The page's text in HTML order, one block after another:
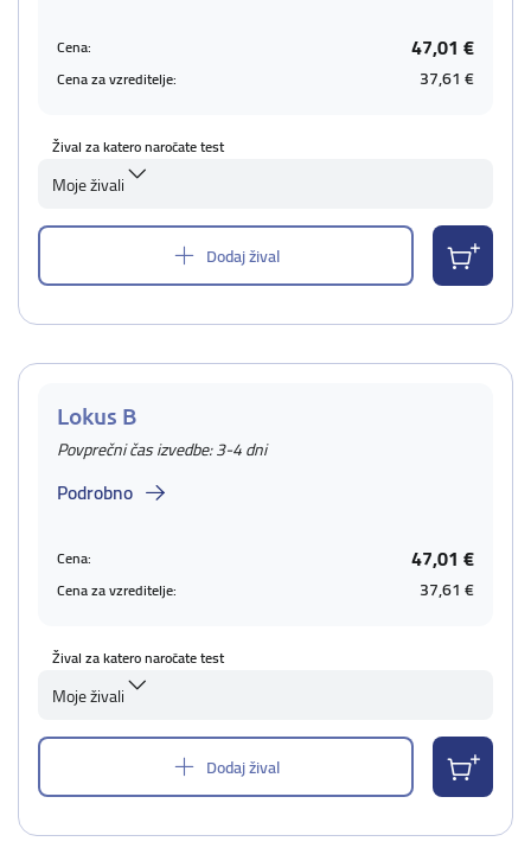
Cena: 47,01 €
Cena za vzreditelje: 37,61 €
Žival za katero naročate test
Moje živali
Dodaj žival
Lokus B
Povprečni čas izvedbe: 3-4 dni
Podrobno
Cena: 47,01 €
Cena za vzreditelje: 37,61 €
Žival za katero naročate test
Moje živali
Dodaj žival